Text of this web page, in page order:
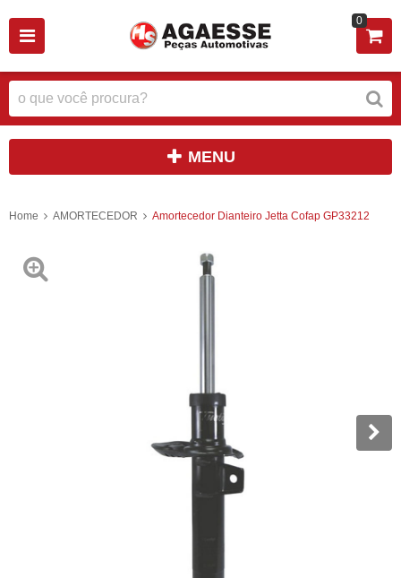
0
MENU
Home AMORTECEDOR Amortecedor Dianteiro Jetta Cofap GP33212